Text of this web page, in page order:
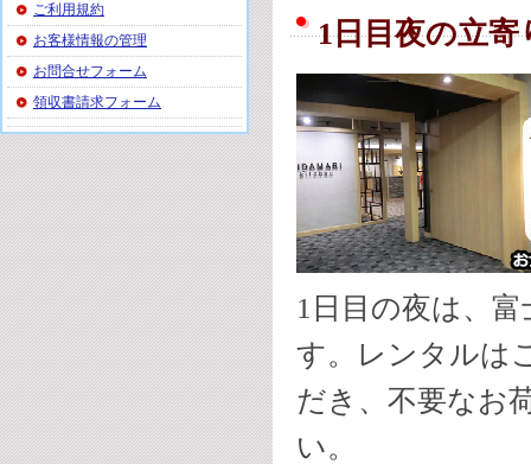
ご利用規約
お客様情報の管理
お問合せフォーム
領収書請求フォーム
1日目夜の立
1日目の夜は、
す。レンタルは
だき、不要なお
い。